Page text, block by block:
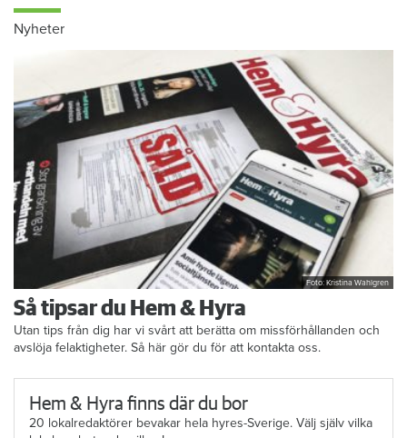
Nyheter
Foto: Kristina Wahlgren
Så tipsar du Hem & Hyra
Utan tips från dig har vi svårt att berätta om missförhållanden och
avslöja felaktigheter. Så här gör du för att kontakta oss.
Hem & Hyra finns där du bor
20 lokalredaktörer bevakar hela hyres-Sverige. Välj själv vilka